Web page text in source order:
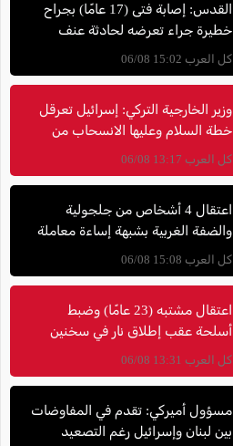
القدس: إصابة فتى (17 عامًا) بجراح
خطيرة جراء تعرضه لحادثة عنف
كل العرب 15:02 06/08
وزير الخارجية التركي: إسرائيل تعرقل
خطة السلام وعليها الانسحاب من
قطاع غزة
كل العرب 13:17 06/08
اعتقال 4 أشخاص من جلجولية
والضفة الغربية بشبهة إساءة معاملة
الحيوانات
كل العرب 15:08 06/08
اعتقال مشتبه (23 عامًا) وضبط
أسلحة عقب إطلاق نار في سخنين
كل العرب 13:31 06/08
مسؤول أميركي: تقدم في المفاوضات
بين لبنان وإسرائيل رغم التصعيد